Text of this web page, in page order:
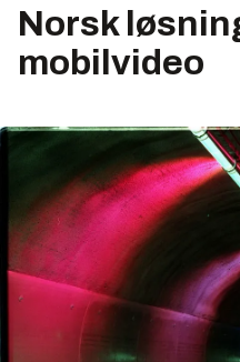
Norsk
mobilvideo